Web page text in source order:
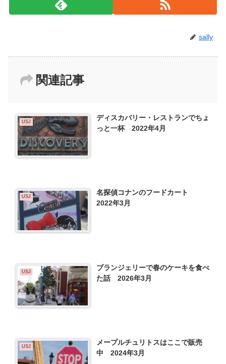
sally
関連記事
USJ
ディスカバリー・レストランでちょ
っと一杯 2022年4月
USJ
名探偵コナンのフードカート
2022年3月
USJ
ブランジェリーで春のケーキを食べ
た話 2026年3月
USJ
メープルチュリトスはここで販売
中 2024年3月